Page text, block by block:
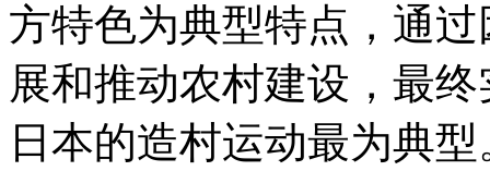
方特色为典型特点，通
展和推动农村建设，最
日本的造村运动最为典型